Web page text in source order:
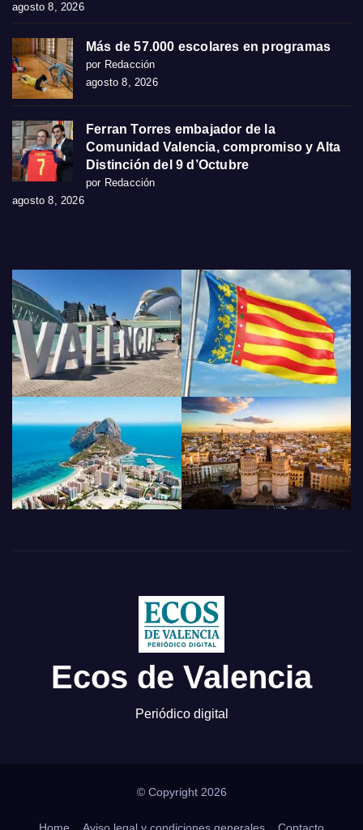
agosto 8, 2026
Más de 57.000 escolares en programas
por Redacción
agosto 8, 2026
Ferran Torres embajador de la
Comunidad Valencia, compromiso y Alta
Distinción del 9 d’Octubre
por Redacción
agosto 8, 2026
Ecos de Valencia
Periódico digital
© Copyright 2026